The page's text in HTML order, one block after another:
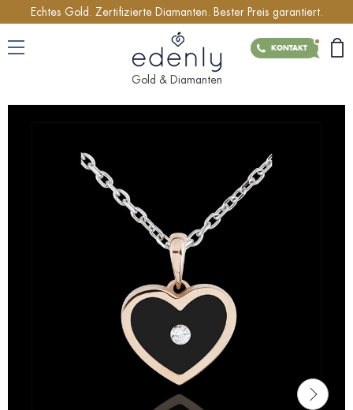
Echtes Gold. Zertifizierte Diamanten. Bester Preis garantiert.
KONTAKT
Gold & Diamanten